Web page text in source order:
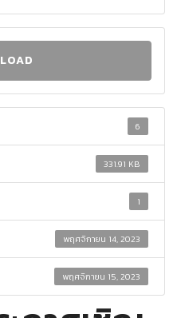
6
331.91 KB
1
พฤศจิกายน 14, 2023
พฤศจิกายน 15, 2023